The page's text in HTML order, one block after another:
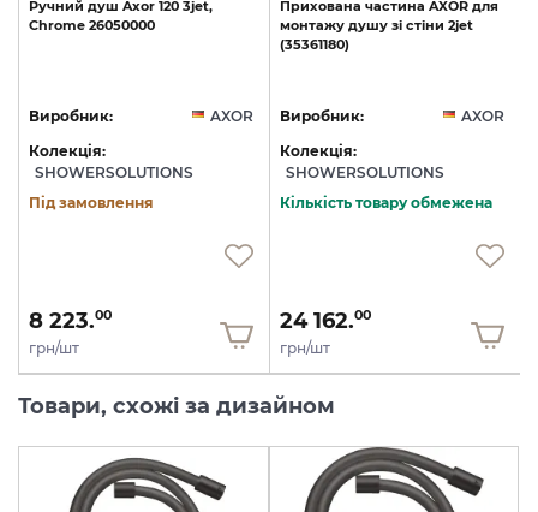
Ручний душ Axor 120 3jet,
Chrome 26050000
Виробник:
AXOR
Колекція:
SHOWERSOLUTIONS
Під замовлення
8 223.00
грн/шт
Прихована частина AXOR для
монтажу душу зі стіни 2jet
(35361180)
Виробник:
AXOR
Колекція:
SHOWERSOLUTIONS
Кількість товару обмежена
24 162.00
грн/шт
Товари, схожі за дизайном